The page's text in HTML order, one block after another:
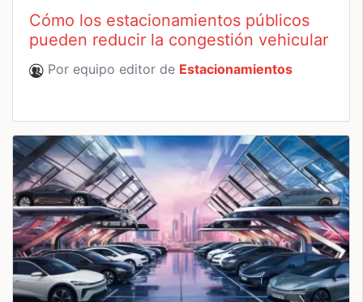
Cómo los estacionamientos públicos
pueden reducir la congestión vehicular
Por equipo editor de Estacionamientos